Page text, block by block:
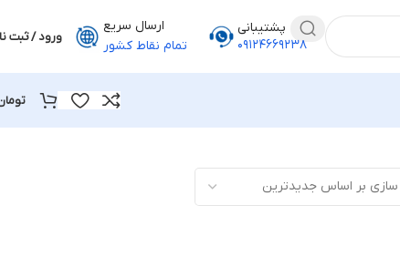
پشتیبانی
۰۹۱۲۴۶۶۹۲۳۸
ارسال سریع
تمام نقاط کشور
ورود / ثبت